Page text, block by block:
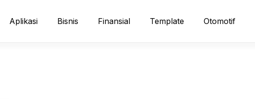
Aplikasi Bisnis Finansial Template Otomotif